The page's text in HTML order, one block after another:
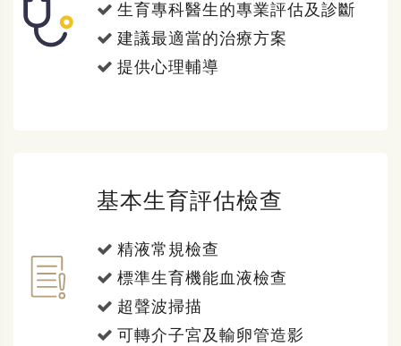
生育專科醫生的專業評估及診斷
建議最適當的治療方案
提供心理輔導
基本生育評估檢查
精液常規檢查
標準生育機能血液檢查
超聲波掃描
可轉介子宮及輸卵管造影